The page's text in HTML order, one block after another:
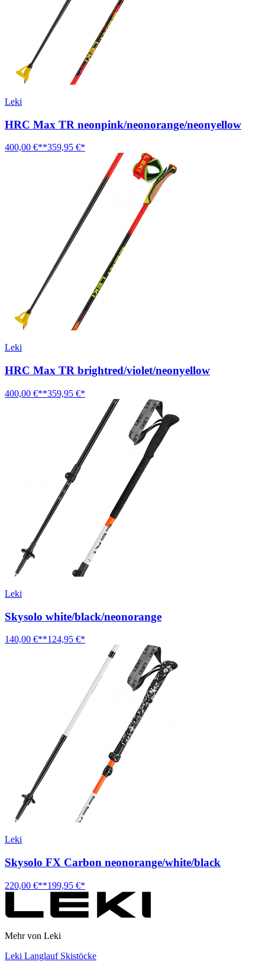
Leki
HRC Max TR neonpink/neonorange/neonyellow
400,00 €**359,95 €*
Leki
HRC Max TR brightred/violet/neonyellow
400,00 €**359,95 €*
Leki
Skysolo white/black/neonorange
140,00 €**124,95 €*
Leki
Skysolo FX Carbon neonorange/white/black
220,00 €**199,95 €*
Mehr von Leki
Leki Langlauf Skistöcke